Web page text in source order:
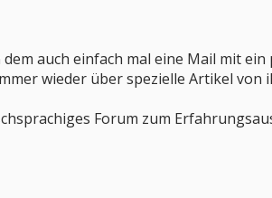
auch einfach mal eine Mail mit ein
wieder über spezielle Artikel von
Forum zum